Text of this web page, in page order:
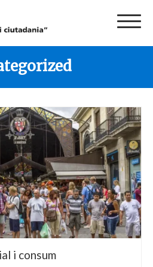
Població i
i consum